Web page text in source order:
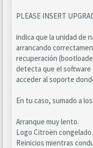
PLEASE INSERT
indica que la unidad de
arrancando
recuperación
detecta que el
acceder al soporte
En tu caso, sumado a
Arranque muy lento.
Logo Citroën congelado.
Reinicios mientras